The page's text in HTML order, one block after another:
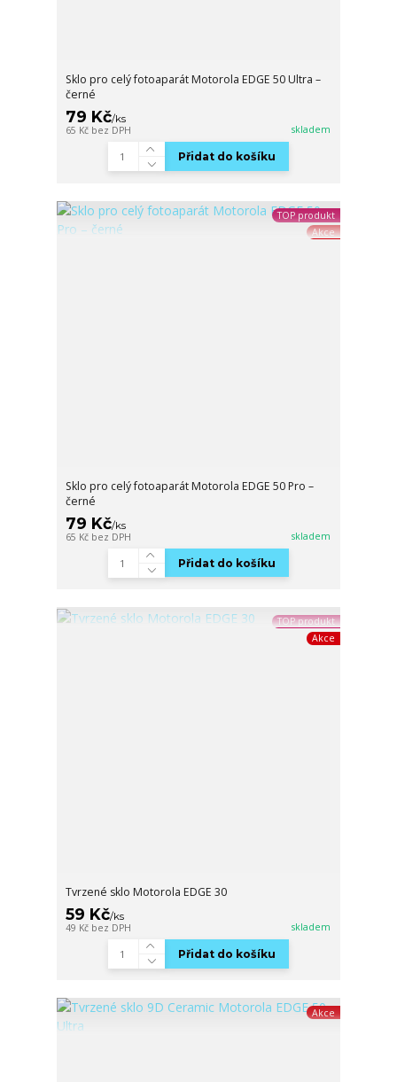
Sklo pro celý fotoaparát Motorola EDGE 50 Ultra –
černé
79 Kč/ks
65 Kč bez DPH skladem
Přidat do košíku
TOP produkt
Akce
Sklo pro celý fotoaparát Motorola EDGE 50 Pro –
černé
79 Kč/ks
65 Kč bez DPH skladem
Přidat do košíku
TOP produkt
Akce
Tvrzené sklo Motorola EDGE 30
59 Kč/ks
49 Kč bez DPH skladem
Přidat do košíku
Akce